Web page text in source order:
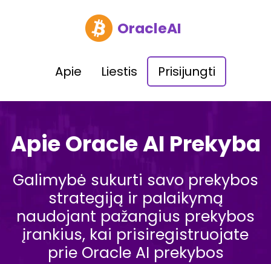
OracleAI
Apie Liestis Prisijungti
Apie Oracle AI Prekyba
Galimybė sukurti savo prekybos
strategiją ir palaikymą
naudojant pažangius prekybos
įrankius, kai prisiregistruojate
prie Oracle AI prekybos